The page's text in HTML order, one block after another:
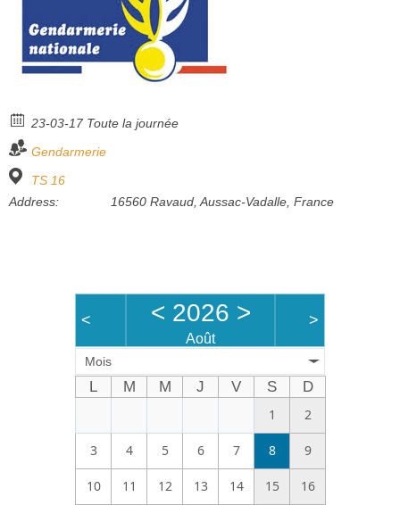
Bénévoles
Vidéos
23-03-17 Toute la journée
Gendarmerie
TS 16
Address:
16560 Ravaud, Aussac-Vadalle, France
< < 2026 >
Août
>
Mois
L M M J V S
D
1
2
3 4 5 6 7 8 9
10 11 12 13 14 15 16